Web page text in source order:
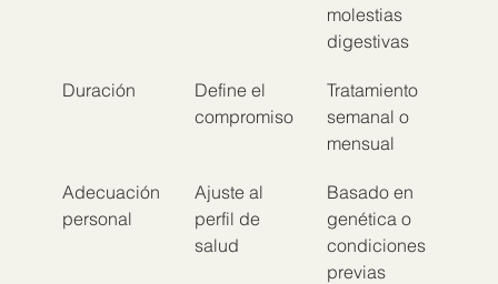
molestias
digestivas
Duración
Define el
compromiso
Tratamiento
semanal o
mensual
Adecuación
personal
Ajuste al
perfil de
salud
Basado en
genética o
condiciones
previas